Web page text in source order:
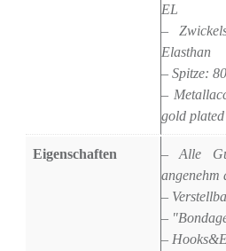
EL
–
Elasthan
– Spitze:
–
gold plated
Eigenschaften
– Alle
angenehm
–
–
–